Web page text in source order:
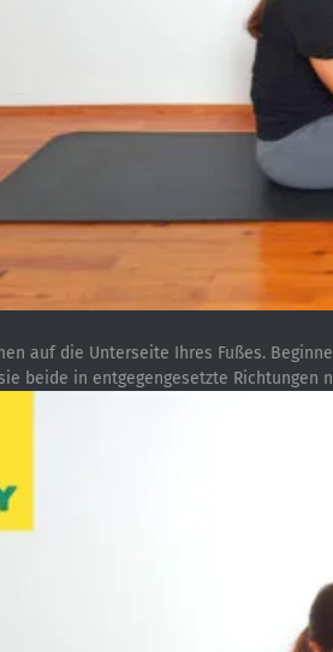
auf die Unterseite Ihres Fußes.
beide in entgegengesetzte Richtungen